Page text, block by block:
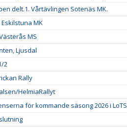
delt.1. Vårtävlingen Sotenäs MK.
MK
MS
Ljusdal
2
Rally
HelmiaRallyt
för kommande säsong 2026 i LoTS